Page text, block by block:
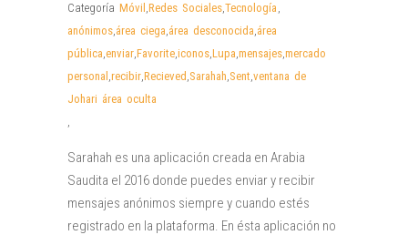
Categoría Móvil ,Redes Sociales,Tecnología ,
anónimos,área ciega,área desconocida,área
pública,enviar,Favorite,iconos,Lupa,mensajes,mercado
personal ,recibir,Recieved ,Sarahah,Sent,ventana de
Johari área oculta
,
Sarahah es una aplicación creada en Arabia
Saudita el 2016 donde puedes enviar y recibir
mensajes anónimos siempre y cuando estés
registrado en la plataforma. En ésta aplicación no